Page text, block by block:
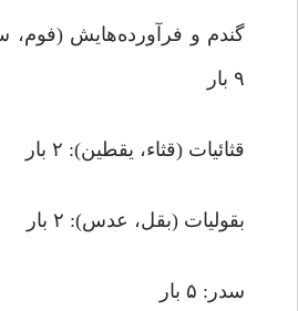
گندم و فرآورده‌هایش (فوم،
۹ بار
قثائیات (قثاء، یقطین): ۲ بار
بقولیات (بقل، عدس): ۲ بار
سدر: ۵ بار